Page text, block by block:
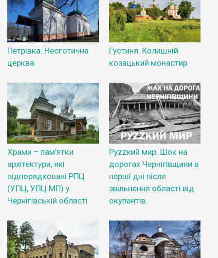
Петрівка. Неоготична
церква
Густиня. Колишній
козацький монастир
Храми – пам’ятки
архітектури, які
підпорядковані РПЦ
(УПЦ, УПЦ МП) у
Чернігівській області
Руzzкий мир. Шок на
дорогах Чернігівщини в
перші дні після
звільнення області від
окупантів.